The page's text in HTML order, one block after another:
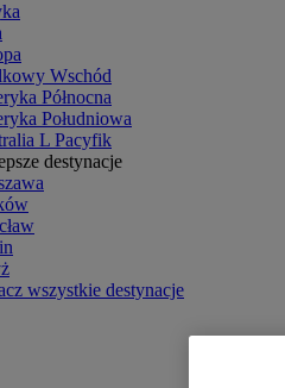
Wschód
Północna
Południowa
L Pacyfik
destynacje
wszystkie destynacje